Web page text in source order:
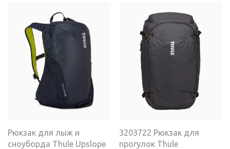
Рюкзак для лыж и
сноуборда Thule Upslope
3203722 Рюкзак для
прогулок Thule